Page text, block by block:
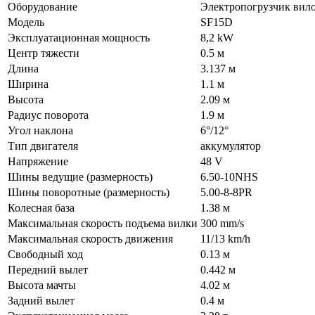
Оборудование
Электропогрузчик
Модель
SF15D
Эксплуатационная мощность
8,2 kW
Центр тяжести
0.5 м
Длина
3.137 м
Ширина
1.1 м
Высота
2.09 м
Радиус поворота
1.9 м
Угол наклона
6°/12°
Тип двигателя
аккумулятор
Напряжение
48 V
Шины ведущие (размерность)
6.50-10NHS
Шины поворотные (размерность)
5.00-8-8PR
Колесная база
1.38 м
Максимальная скорость подъема вилки 300 mm/s
Максимальная скорость движения
11/13 km/h
Свободный ход
0.13 м
Передний вылет
0.442 м
Высота мачты
4.02 м
Задний вылет
0.4 м